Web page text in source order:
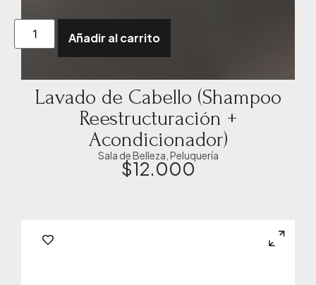
Añadir al carrito
Lavado de Cabello (Shampoo
Reestructuración +
Acondicionador)
Sala de Belleza Peluquería
$12.000